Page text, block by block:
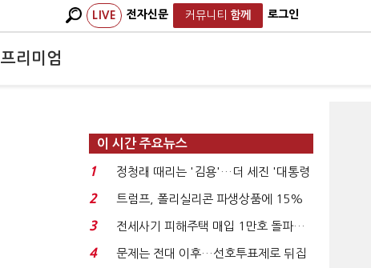
LIVE 전자신문 커뮤니티 함께 로그인
프리미엄
이 시간 주요뉴스
1
정청래 때리는 '김용'…더 세진 '대통령
최측근' 입...
2
트럼프, 폴리실리콘 파생상품에 15%
관세…"미 산업 재건"...
3
전세사기 피해주택 매입 1만호 돌파…
누적 피해자 4만2...
4
문제는 전대 이후…선호투표제로 뒤집